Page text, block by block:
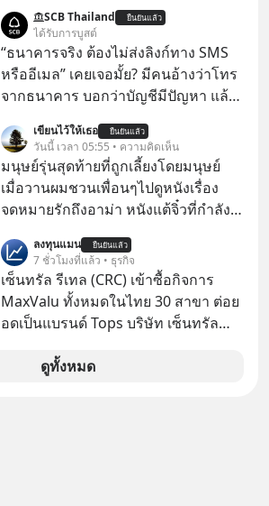
SCB Thailand ยืนยันแล้ว
ได้รับการบูสต์
“ธนาคารจริง ต้องไม่ส่งลิงก์ทาง SMS
หรืออีเมล” เคยเจอมั้ย? มีคนอ้างว่าโทร
จากธนาคาร บอกว่าบัญชีมีปัญหา แล้ว
ทันที มาฟัง “ป้าเก๋าเล่ากลโกง” เพื่อรู้ทัน
มุกหลอกลวงในคราบความน่าเชื่อถือ
กันค่ะ #แก้เกมกลโกง #ป้าเก๋าเล่ากล
โกง #LivesSustainably #อยู่อย่าง
#FraudEducation #FinancialLiteracy
#DigitalBankWithHumanTouch
เขียนไว้ให้เธอ ยืนยันแล้ว
วันนี้ เวลา 05:55 • ความคิดเห็น
มนุษย์รุ่นสุดท้ายที่ถูกเลี้ยงโดยมนุษย์
เมื่อวานผมชวนเพื่อนๆไปดูหนังเรื่อง
จดหมายรักถึงอาม่า หนังแต้จิ๋วที่กำลัง
ป๊าผมเห็นโปสเตอร์หนังเรื่องนี้หลาย
เดือนก่อนและอยากดูมาก ด้วยเพราะว่า
อากงก็มาจากเมืองจีน ป๊าก็พูดแต้จิ๋วได้
มีเรื่องราวมีความผูกพันที่ได้ยินตั้งแต่
ลงทุนแมน ยืนยันแล้ว
7 ชั่วโมงที่แล้ว • ธุรกิจ
เซ็นทรัล รีเทล (CRC) เข้าซื้อกิจการ
MaxValu ทั้งหมดในไทย 30 สาขา ต่อย
อดเป็นแบรนด์ Tops บริษัท เซ็นทรัล
CRC แจ้งตลาดหลักทรัพย์ฯ ว่า บริษัท
ดูทั้งหมด